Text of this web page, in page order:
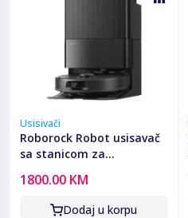
Usisivači
Roborock Robot usisavač
sa stanicom za
18.500 Pa - Qrevo C Pro
1800.00 KM
Dodaj u korpu